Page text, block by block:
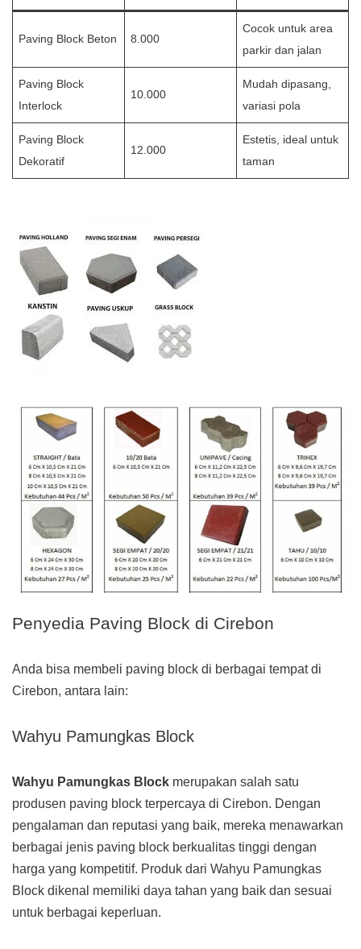
Paving Block Beton 8.000
Cocok untuk area
parkir dan jalan
Paving Block
Interlock
10.000
Mudah dipasang,
variasi pola
Paving Block
Dekoratif
12.000
Estetis, ideal untuk
taman
Penyedia Paving Block di Cirebon
Anda bisa membeli paving block di berbagai tempat di
Cirebon, antara lain:
Wahyu Pamungkas Block
Wahyu Pamungkas Block merupakan salah satu
produsen paving block terpercaya di Cirebon. Dengan
pengalaman dan reputasi yang baik, mereka menawarkan
berbagai jenis paving block berkualitas tinggi dengan
harga yang kompetitif. Produk dari Wahyu Pamungkas
Block dikenal memiliki daya tahan yang baik dan sesuai
untuk berbagai keperluan.